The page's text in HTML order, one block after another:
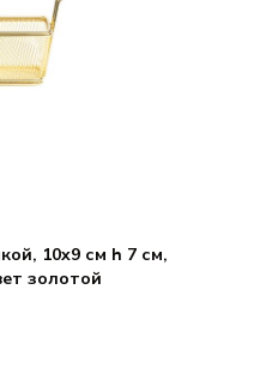
10x9 см h 7 см,
золотой